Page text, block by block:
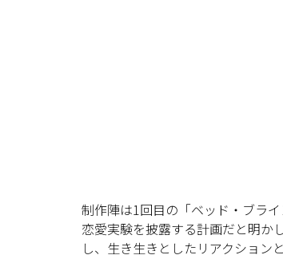
制作陣は1回目の「ベッド・ブラ
恋愛実験を披露する計画だと明か
し、生き生きとしたリアクション